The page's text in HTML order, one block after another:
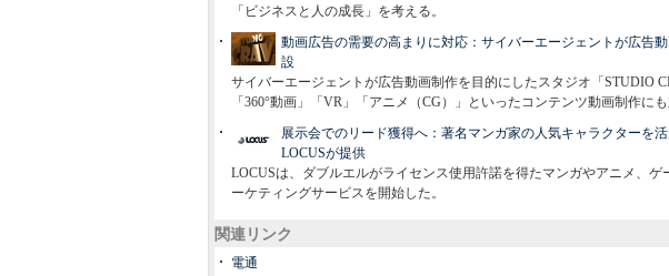
「ビジネスと人の成長」を考える。
動画広告の需要の高まりに対応：サイバーエージェントが広告
設
サイバーエージェントが広告動画制作を目的にしたスタジオ「STUDIO
「360°動画」「VR」「アニメ（CG）」といったコンテンツ動画制作にも
展示会でのリード獲得へ：著名マンガ家の人気キャラクターを
LOCUSが提供
LOCUSは、ダブルエルがライセンス使用許諾を得たマンガやアニメ、
ーケティングサービスを開始した。
関連リンク
電通